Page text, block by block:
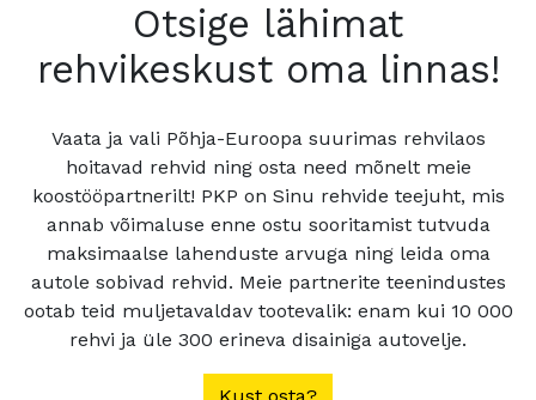
Otsige lähimat
rehvikeskust oma linnas!
Vaata ja vali Põhja-Euroopa suurimas rehvilaos
hoitavad rehvid ning osta need mõnelt meie
koostööpartnerilt! PKP on Sinu rehvide teejuht, mis
annab võimaluse enne ostu sooritamist tutvuda
maksimaalse lahenduste arvuga ning leida oma
autole sobivad rehvid. Meie partnerite teenindustes
ootab teid muljetavaldav tootevalik: enam kui 10 000
rehvi ja üle 300 erineva disainiga autovelje.